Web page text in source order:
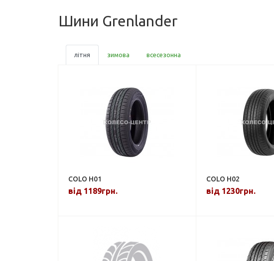
Шини Grenlander
літня зимова всесезонна
COLO H01
від 1189грн.
COLO H02
від 1230грн.